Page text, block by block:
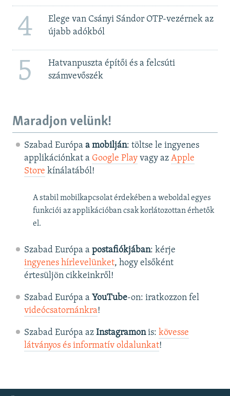
4
Elege van Csányi Sándor OTP-vezérnek az
újabb adókból
5
Hatvanpuszta építői és a felcsúti
számvevőszék
Maradjon velünk!
Szabad Európa a mobilján: töltse le ingyenes
applikációnkat a Google Playvagy az Apple
Store kínálatából!
A stabil mobilkapcsolat érdekében a weboldal egyes
funkciói az applikációban csak korlátozottan érhetők
el.
Szabad Európa a postafiókjában: kérje
ingyenes hírlevelünket, hogy elsőként
értesüljön cikkeinkről!
Szabad Európa a YouTube-on: iratkozzon fel
videócsatornánkra!
Szabad Európa az Instagramonis: kövesse
látványos és informatív oldalunkat! ​